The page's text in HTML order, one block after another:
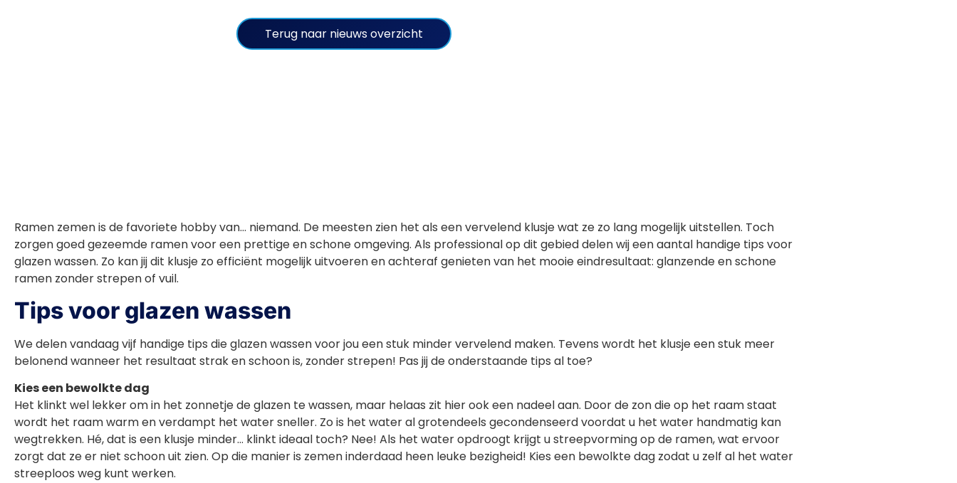
Terug naar nieuws overzicht
Ramen zemen is de favoriete hobby van… niemand. De meesten zien het als een vervelend klusje wat ze zo lang mogelijk uitstellen. Toch
zorgen goed gezeemde ramen voor een prettige en schone omgeving. Als professional op dit gebied delen wij een aantal handige tips voor
glazen wassen. Zo kan jij dit klusje zo efficiënt mogelijk uitvoeren en achteraf genieten van het mooie eindresultaat: glanzende en schone
ramen zonder strepen of vuil.
Tips voor glazen wassen
We delen vandaag vijf handige tips die glazen wassen voor jou een stuk minder vervelend maken. Tevens wordt het klusje een stuk meer
belonend wanneer het resultaat strak en schoon is, zonder strepen! Pas jij de onderstaande tips al toe?
Kies een bewolkte dag
Het klinkt wel lekker om in het zonnetje de glazen te wassen, maar helaas zit hier ook een nadeel aan. Door de zon die op het raam staat
wordt het raam warm en verdampt het water sneller. Zo is het water al grotendeels gecondenseerd voordat u het water handmatig kan
wegtrekken. Hé, dat is een klusje minder… klinkt ideaal toch? Nee! Als het water opdroogt krijgt u streepvorming op de ramen, wat ervoor
zorgt dat ze er niet schoon uit zien. Op die manier is zemen inderdaad heen leuke bezigheid! Kies een bewolkte dag zodat u zelf al het water
streeploos weg kunt werken.